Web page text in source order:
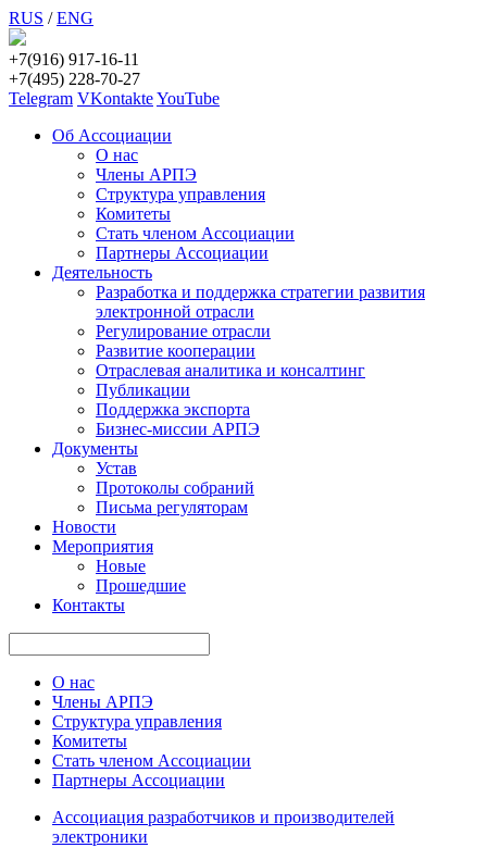
RUS /ENG
+7(916) 917-16-11
+7(495) 228-70-27
Telegram VKontakteYouTube
Об Ассоциации
О нас
Члены АРПЭ
Структура управления
Комитеты
Стать членом Ассоциации
Партнеры Ассоциации
Деятельность
Разработка и поддержка стратегии развития
электронной отрасли
Регулирование отрасли
Развитие кооперации
Отраслевая аналитика и консалтинг
Публикации
Поддержка экспорта
Бизнес-миссии АРПЭ
Документы
Устав
Протоколы собраний
Письма регуляторам
Новости
Мероприятия
Новые
Прошедшие
Контакты
О нас
Члены АРПЭ
Структура управления
Комитеты
Стать членом Ассоциации
Партнеры Ассоциации
Ассоциация разработчиков и производителей
электроники